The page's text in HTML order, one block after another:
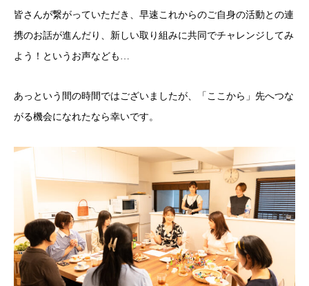
皆さんが繋がっていただき、早速これからのご自身の活動との連
携のお話が進んだり、新しい取り組みに共同でチャレンジしてみ
よう！というお声なども…
あっという間の時間ではございましたが、「ここから」先へつな
がる機会になれたなら幸いです。